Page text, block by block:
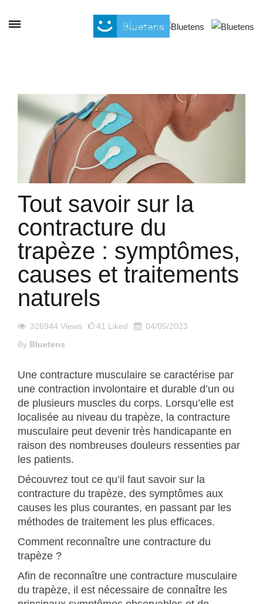
Tout savoir sur la
contracture du
trapèze : symptômes,
causes et traitements
naturels
326944 Views 41 Liked
04/05/2023
By Bluetens
Une contracture musculaire se caractérise par
une contraction involontaire et durable d’un ou
de plusieurs muscles du corps. Lorsqu’elle est
localisée au niveau du trapèze, la contracture
musculaire peut devenir très handicapante en
raison des nombreuses douleurs ressenties par
les patients.
Découvrez tout ce qu’il faut savoir sur la
contracture du trapèze, des symptômes aux
causes les plus courantes, en passant par les
méthodes de traitement les plus efficaces.
Comment reconnaître une contracture du
trapèze ?
Afin de reconnaître une contracture musculaire
du trapèze, il est nécessaire de connaître les